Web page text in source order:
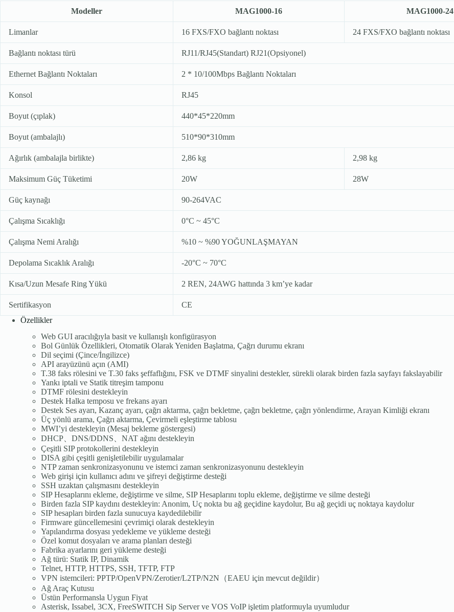
Modeller MAG1000-16 MAG1000-24
Limanlar 16 FXS/FXO bağlantı noktası 24 FXS/FXO bağlantı noktası
Bağlantı noktası türü RJ11/RJ45(Standart) RJ21(Opsiyonel)
Ethernet Bağlantı Noktaları 2 * 10/100Mbps Bağlantı Noktaları
Konsol RJ45
Boyut (çıplak) 440*45*220mm
Boyut (ambalajlı) 510*90*310mm
Ağırlık (ambalajla birlikte) 2,86 kg 2,98 kg
Maksimum Güç Tüketimi 20W 28W
Güç kaynağı 90-264VAC
Çalışma Sıcaklığı 0°C ~ 45°C
Çalışma Nemi Aralığı %10 ~ %90 YOĞUNLAŞMAYAN
Depolama Sıcaklık Aralığı -20°C ~ 70°C
Kısa/Uzun Mesafe Ring Yükü 2 REN, 24AWG hattında 3 km’ye kadar
Sertifikasyon
CE
Özellikler
Web GUI aracılığıyla basit ve kullanışlı konfigürasyon
Bol Günlük Özellikleri, Otomatik Olarak Yeniden Başlatma, Çağrı durumu ekranı
Dil seçimi (Çince/İngilizce)
API arayüzünü açın (AMI)
T.38 faks rölesini ve T.30 faks şeffaflığını, FSK ve DTMF sinyalini destekler, sürekli olarak birden fazla sayfayı fakslayabilir
Yankı iptali ve Statik titreşim tamponu
DTMF rölesini destekleyin
Destek Halka temposu ve frekans ayarı
Destek Ses ayarı, Kazanç ayarı, çağrı aktarma, çağrı bekletme, çağrı bekletme, çağrı yönlendirme, Arayan Kimliği ekranı
Üç yönlü arama, Çağrı aktarma, Çevirmeli eşleştirme tablosu
MWI’yi destekleyin (Mesaj bekleme göstergesi)
DHCP、DNS/DDNS、NAT ağını destekleyin
Çeşitli SIP protokollerini destekleyin
DISA gibi çeşitli genişletilebilir uygulamalar
NTP zaman senkronizasyonunu ve istemci zaman senkronizasyonunu destekleyin
Web girişi için kullanıcı adını ve şifreyi değiştirme desteği
SSH uzaktan çalışmasını destekleyin
SIP Hesaplarını ekleme, değiştirme ve silme, SIP Hesaplarını toplu ekleme, değiştirme ve silme desteği
Birden fazla SIP kaydını destekleyin: Anonim, Uç nokta bu ağ geçidine kaydolur, Bu ağ geçidi uç noktaya kaydolur
SIP hesapları birden fazla sunucuya kaydedilebilir
Firmware güncellemesini çevrimiçi olarak destekleyin
Yapılandırma dosyası yedekleme ve yükleme desteği
Özel komut dosyaları ve arama planları desteği
Fabrika ayarlarını geri yükleme desteği
Ağ türü: Statik IP, Dinamik
Telnet, HTTP, HTTPS, SSH, TFTP, FTP
VPN istemcileri: PPTP/OpenVPN/Zerotier/L2TP/N2N（EAEU için mevcut değildir）
Ağ Araç Kutusu
Üstün Performansla Uygun Fiyat
Asterisk, Issabel, 3CX, FreeSWITCH Sip Server ve VOS VoIP işletim platformuyla uyumludur